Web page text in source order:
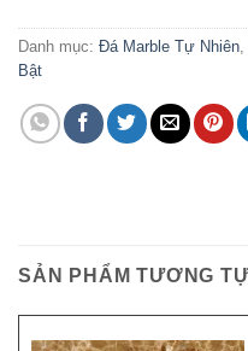
Danh mục: Đá Marble Tự Nhiên
Bật
SẢN PHẨM TƯƠNG